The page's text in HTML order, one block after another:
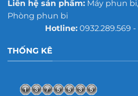
Liên hệ sản phẩm:Máy phun
Phòng phun bi
Hotline:0932.289.569
THỐNG KÊ